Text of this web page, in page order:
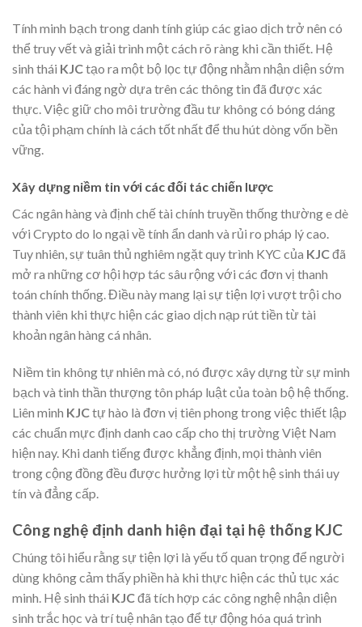
Tính minh bạch trong danh tính giúp các giao dịch trở nên có
thể truy vết và giải trình một cách rõ ràng khi cần thiết. Hệ
sinh thái KJCtạo ra một bộ lọc tự động nhằm nhận diện sớm
các hành vi đáng ngờ dựa trên các thông tin đã được xác
thực. Việc giữ cho môi trường đầu tư không có bóng dáng
của tội phạm chính là cách tốt nhất để thu hút dòng vốn bền
vững.
Xây dựng niềm tin với các đối tác chiến lược
Các ngân hàng và định chế tài chính truyền thống thường e dè
với Crypto do lo ngại về tính ẩn danh và rủi ro pháp lý cao.
Tuy nhiên, sự tuân thủ nghiêm ngặt quy trình KYC của KJCđã
mở ra những cơ hội hợp tác sâu rộng với các đơn vị thanh
toán chính thống. Điều này mang lại sự tiện lợi vượt trội cho
thành viên khi thực hiện các giao dịch nạp rút tiền từ tài
khoản ngân hàng cá nhân.
Niềm tin không tự nhiên mà có, nó được xây dựng từ sự minh
bạch và tinh thần thượng tôn pháp luật của toàn bộ hệ thống.
Liên minh KJCtự hào là đơn vị tiên phong trong việc thiết lập
các chuẩn mực định danh cao cấp cho thị trường Việt Nam
hiện nay. Khi danh tiếng được khẳng định, mọi thành viên
trong cộng đồng đều được hưởng lợi từ một hệ sinh thái uy
tín và đẳng cấp.
Công nghệ định danh hiện đại tại hệ thống KJC
Chúng tôi hiểu rằng sự tiện lợi là yếu tố quan trọng để người
dùng không cảm thấy phiền hà khi thực hiện các thủ tục xác
minh. Hệ sinh thái KJCđã tích hợp các công nghệ nhận diện
sinh trắc học và trí tuệ nhân tạo để tự động hóa quá trình